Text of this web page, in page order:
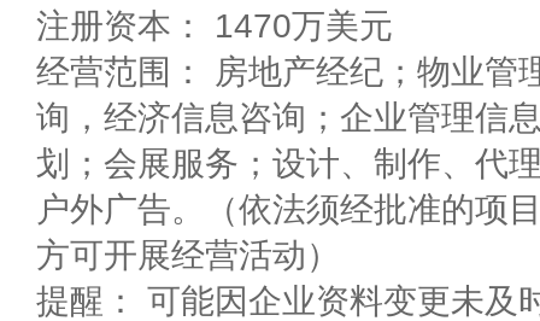
注册资本： 1470万美元
经营范围： 房地产经纪；物业管
询，经济信息咨询；企业管理信
划；会展服务；设计、制作、代
户外广告。（依法须经批准的项
方可开展经营活动）
提醒： 可能因企业资料变更未及